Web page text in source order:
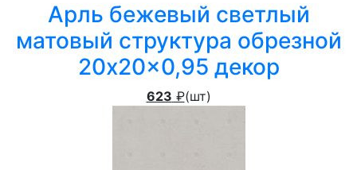
Арль бежевый светлый
матовый структура обрезной
20x20x0,95 декор
623 ₽(шт)